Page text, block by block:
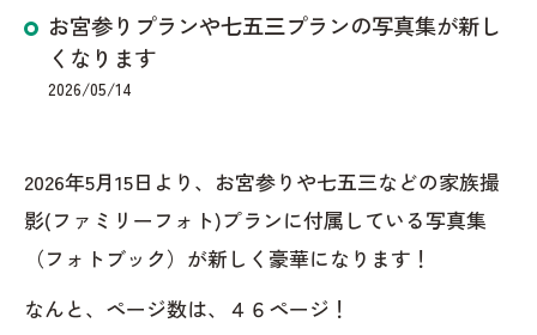
お宮参りプランや七五三プランの写真集が新し
くなります
2026/05/14
2026年5月15日より、お宮参りや七五三などの家族撮
影(ファミリーフォト)プランに付属している写真集
（フォトブック）が新しく豪華になります！
なんと、ページ数は、４６ページ！